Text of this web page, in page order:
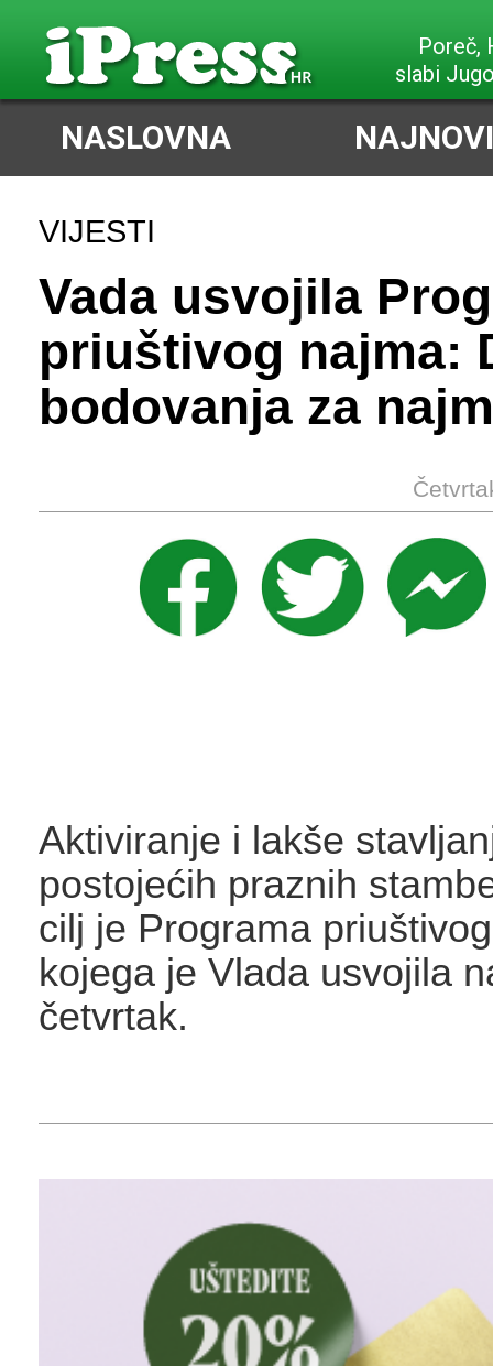
Poreč,
slabi
NASLOVNA
VIJESTI
Vada usvojila
priuštivog najma:
bodovanja za
Aktiviranje i lakše
postojećih praznih
cilj je Programa
kojega je Vlada usvojila
četvrtak.